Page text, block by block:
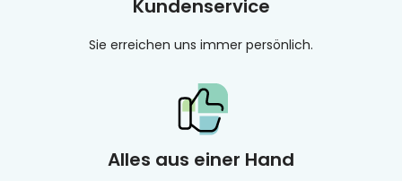
Kundenservice
Sie erreichen uns immer persönlich.
Alles aus einer Hand